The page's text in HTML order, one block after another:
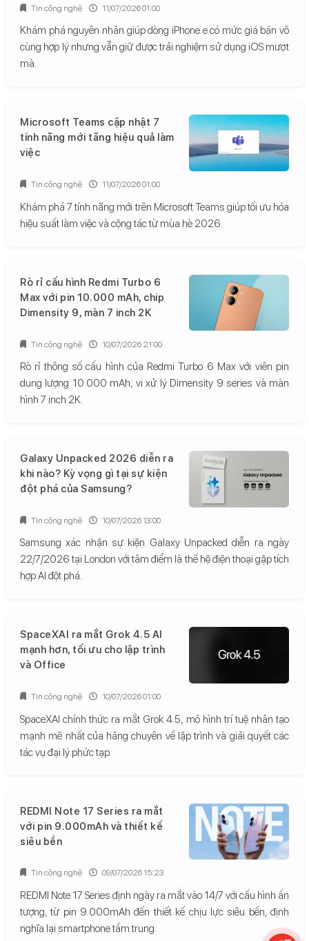
Khám phá nguyên nhân giúp dòng iPhone e có mức giá bán vô
cùng hợp lý nhưng vẫn giữ được trải nghiệm sử dụng iOS mượt
mà.
Tin công nghệ 11/07/2026 01:00
Microsoft Teams cập nhật 7
tính năng mới tăng hiệu quả làm
việc
Khám phá 7 tính năng mới trên Microsoft Teams giúp tối ưu hóa
hiệu suất làm việc và cộng tác từ mùa hè 2026.
Tin công nghệ 11/07/2026 01:00
Rò rỉ cấu hình Redmi Turbo 6
Max với pin 10.000 mAh, chip
Dimensity 9, màn 7 inch 2K
Rò rỉ thông số cấu hình của Redmi Turbo 6 Max với viên pin
dung lượng 10.000 mAh, vi xử lý Dimensity 9 series và màn
hình 7 inch 2K.
Tin công nghệ 10/07/2026 21:00
Galaxy Unpacked 2026 diễn ra
khi nào? Kỳ vọng gì tại sự kiện
đột phá của Samsung?
Samsung xác nhận sự kiện Galaxy Unpacked diễn ra ngày
22/7/2026 tại London với tâm điểm là thế hệ điện thoại gập tích
hợp AI đột phá.
Tin công nghệ 10/07/2026 13:00
SpaceXAI ra mắt Grok 4.5 AI
mạnh hơn, tối ưu cho lập trình
và Office
SpaceXAI chính thức ra mắt Grok 4.5, mô hình trí tuệ nhân tạo
mạnh mẽ nhất của hãng chuyên về lập trình và giải quyết các
tác vụ đại lý phức tạp.
Tin công nghệ 10/07/2026 01:00
REDMI Note 17 Series ra mắt
với pin 9.000mAh và thiết kế
siêu bền
REDMI Note 17 Series định ngày ra mắt vào 14/7 với cấu hình ấn
tượng, từ pin 9.000mAh đến thiết kế chịu lực siêu bền, định
nghĩa lại smartphone tầm trung.
Tin công nghệ 09/07/2026 15:23